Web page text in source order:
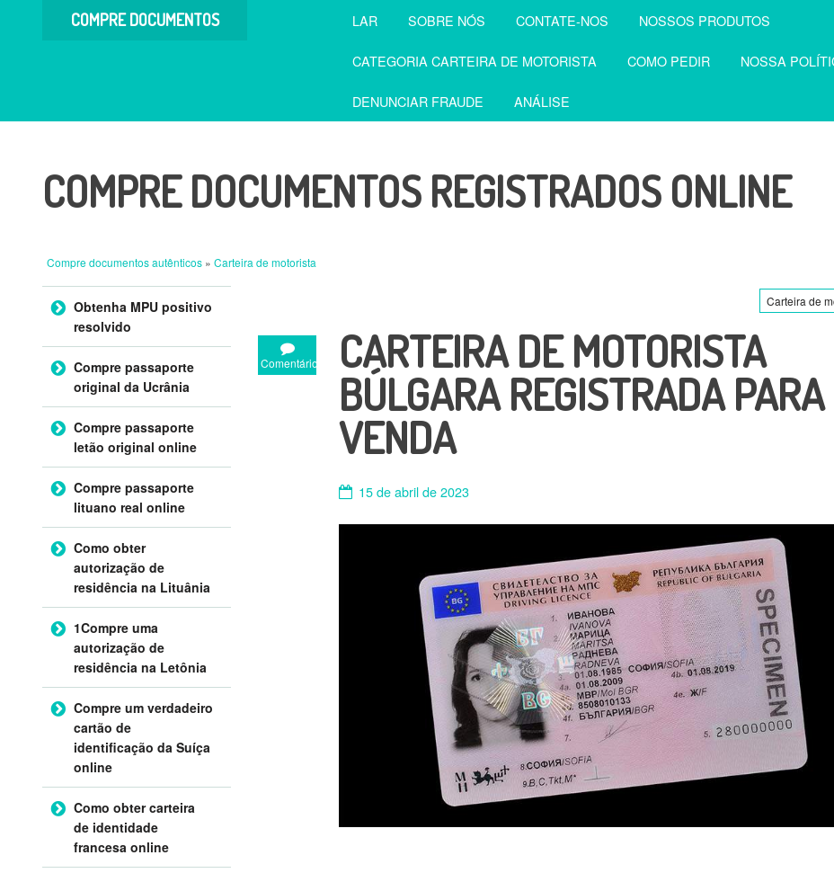
COMPRE DOCUMENTOS LAR SOBRE NÓS CONTATE-NOS NOSSOS PRODUTOS
CATEGORIA CARTEIRA DE MOTORISTA COMO PEDIR NOSSA
DENUNCIAR FRAUDE ANÁLISE
COMPRE DOCUMENTOS REGISTRADOS ONLINE
Compre documentos autênticos » Carteira de motorista
Comentário
Carteira de
CARTEIRA DE MOTORISTA
BÚLGARA REGISTRADA PARA
VENDA
15 de abril de 2023
Ir para o conteúdo
Obtenha MPU positivo
resolvido
Compre passaporte
original da Ucrânia
Compre passaporte
letão original online
Compre passaporte
lituano real online
Como obter
autorização de
residência na Lituânia
1Compre uma
autorização de
residência na Letônia
Compre um verdadeiro
cartão de
identificação da Suíça
online
Como obter carteira
de identidade
francesa online